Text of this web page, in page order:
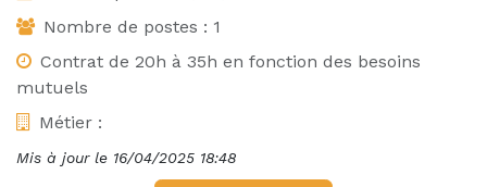
Nombre de postes : 1
Contrat de 20h à 35h en fonction des besoins
mutuels
Métier :
Mis à jour le 16/04/2025 18:48